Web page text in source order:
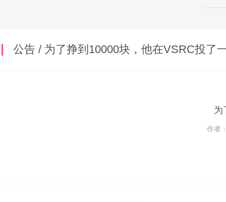
公告 / 为了挣到10000块，他在VSRC投了
为
作者